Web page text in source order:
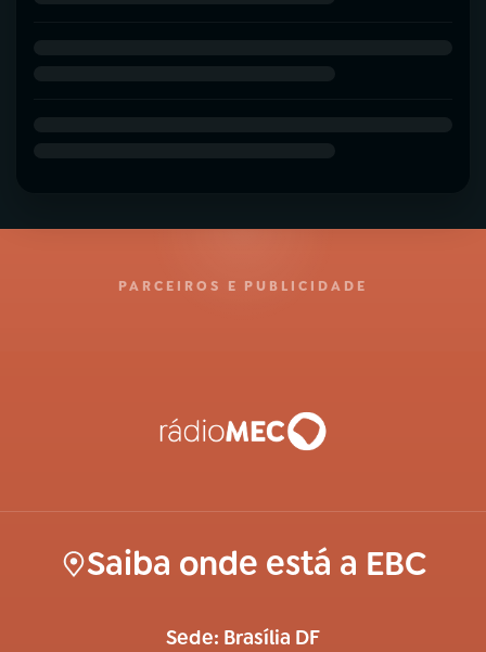
PARCEIROS E PUBLICIDADE
Saiba onde está a EBC
Sede: Brasília DF